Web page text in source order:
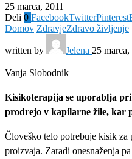
25 marca, 2011
Deli 0 FacebookTwitterPinterest
Domov ZdravjeZdravo življenje
written by Jelena 25 marca,
Vanja Slobodnik
Kisikoterapija se uporablja
prodrejo v kapilarne žile, kar
Človeško telo potrebuje kisik za
proizvaja. Zaradi onesnaženja